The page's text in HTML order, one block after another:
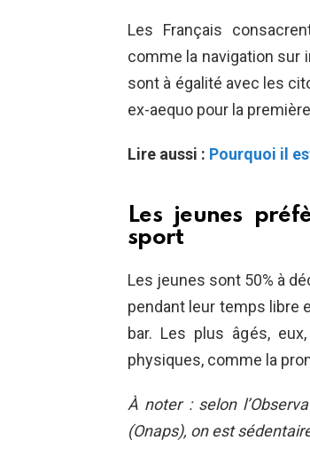
Les Français
comme la navigation sur
sont à égalité avec les
ex-aequo pour la
Lire aussi : Pourquoi il
Les jeunes
sport
Les jeunes sont 50% à
pendant leur temps libre
bar. Les plus âgés,
physiques, comme la
À noter : selon
(Onaps), on est